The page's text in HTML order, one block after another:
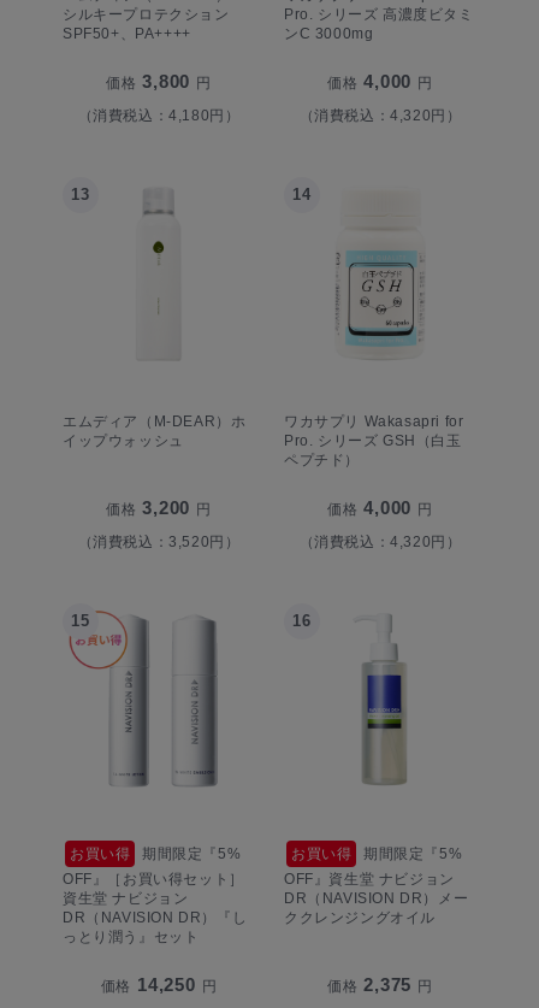
シルキープロテクション
SPF50+、PA++++
価格 3,800 円
（消費税込：4,180円）
Pro. シリーズ 高濃度ビタミ
ンC 3000mg
価格 4,000 円
（消費税込：4,320円）
13
エムディア（M-DEAR）ホ
イップウォッシュ
価格 3,200 円
（消費税込：3,520円）
14
ワカサプリ Wakasapri for
Pro. シリーズ GSH（白玉
ペプチド）
価格 4,000 円
（消費税込：4,320円）
15
お買い得
期間限定『5%
OFF』［お買い得セット］
資生堂 ナビジョン
DR（NAVISION DR）『し
っとり潤う』セット
価格 14,250 円
16
お買い得
期間限定『5%
OFF』資生堂 ナビジョン
DR（NAVISION DR）メー
ククレンジングオイル
価格 2,375 円